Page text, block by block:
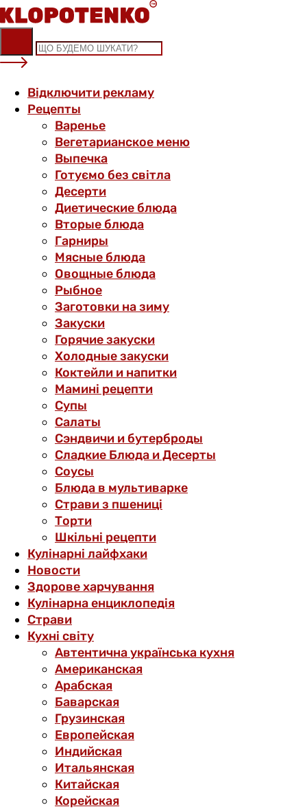
Skip
to
content
Відключити рекламу
Рецепты
Варенье
Вегетарианское меню
Выпечка
Готуємо без світла
Десерти
Диетические блюда
Вторые блюда
Гарниры
Мясные блюда
Овощные блюда
Рыбное
Заготовки на зиму
Закуски
Горячие закуски
Холодные закуски
Коктейли и напитки
Мамині рецепти
Супы
Салаты
Сэндвичи и бутерброды
Сладкие Блюда и Десерты
Соусы
Блюда в мультиварке
Страви з пшениці
Торти
Шкільні рецепти
Кулінарні лайфхаки
Новости
Здорове харчування
Кулінарна енциклопедія
Страви
Кухні світу
Автентична українська кухня
Американская
Арабская
Баварская
Грузинская
Европейская
Индийская
Итальянская
Китайская
Корейская